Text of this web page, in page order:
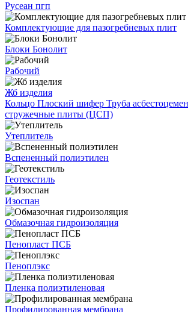
Русеан пгп
Комплектующие для пазогребневых плит
Блоки Бонолит
Рабочий
Жб изделия
Кольцо Плоский шифер Труба
стружечные плиты (ЦСП)
Утеплитель
Вспененный полиэтилен
Геотекстиль
Изоспан
Обмазочная гидроизоляция
Пенопласт ПСБ
Пеноплэкс
Пленка полиэтиленовая
Профилированная мембрана